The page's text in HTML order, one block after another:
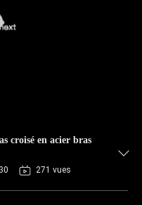
croisé en acier bras
271 vues